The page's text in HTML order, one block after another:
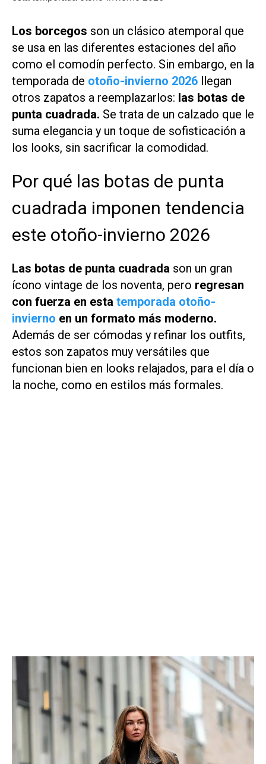
Los borcegos son un clásico atemporal que
se usa en las diferentes estaciones del año
como el comodín perfecto. Sin embargo, en la
temporada de otoño-invierno 2026 llegan
otros zapatos a reemplazarlos: las botas de
punta cuadrada. Se trata de un calzado que le
suma elegancia y un toque de sofisticación a
los looks, sin sacrificar la comodidad.
Por qué las botas de punta
cuadrada imponen tendencia
este otoño-invierno 2026
Las botas de punta cuadrada son un gran
ícono vintage de los noventa, pero regresan
con fuerza en esta temporada otoño-
invierno en un formato más moderno.
Además de ser cómodas y refinar los outfits,
estos son zapatos muy versátiles que
funcionan bien en looks relajados, para el día o
la noche, como en estilos más formales.